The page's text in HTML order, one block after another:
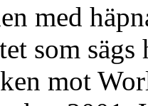
med
som
mot